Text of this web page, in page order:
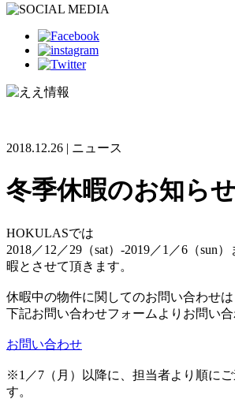
2018.12.26 | ニュース
冬季休暇のお知らせ
HOKULASでは
2018／12／29（sat）-2019／1／6（sun
暇とさせて頂きます。
休暇中の物件に関してのお問い合わせは
下記お問い合わせフォームよりお問い合
お問い合わせ
※1／7（月）以降に、担当者より順に
す。